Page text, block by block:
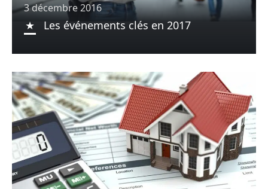
3 décembre 2016
Les événements clés en 2017